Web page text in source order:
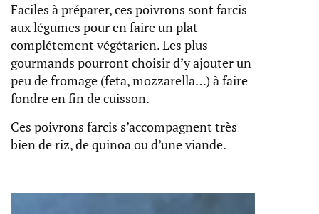
Faciles à préparer, ces poivrons sont farcis
aux légumes pour en faire un plat
complétement végétarien. Les plus
gourmands pourront choisir d’y ajouter un
peu de fromage (feta, mozzarella…) à faire
fondre en fin de cuisson.
Ces poivrons farcis s’accompagnent très
bien de riz, de quinoa ou d’une viande.